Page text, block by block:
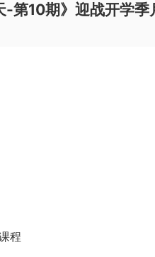
第10期》迎战开学
程